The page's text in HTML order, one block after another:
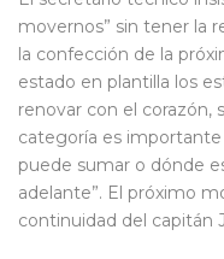
movernos” sin tener la
la confección de la
estado en plantilla los
renovar con el corazón,
categoría es
puede sumar o dónde
adelante”. El próximo
continuidad del capitán